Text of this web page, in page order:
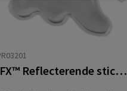
RFX™ Reflecterende sticker spook klein